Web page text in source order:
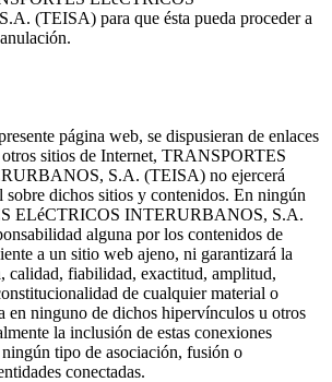
(TEISA) para que ésta pueda proceder a
página web, se dispusieran de enlaces
sitios de Internet, TRANSPORTES
S.A. (TEISA) no ejercerá
dichos sitios y contenidos. En ningún
ELéCTRICOS INTERURBANOS, S.A.
alguna por los contenidos de
a un sitio web ajeno, ni garantizará la
calidad, fiabilidad, exactitud, amplitud,
de cualquier material o
en ninguno de dichos hipervínculos u otros
la inclusión de estas conexiones
tipo de asociación, fusión o
conectadas.